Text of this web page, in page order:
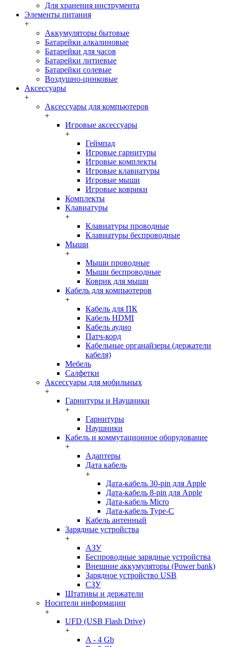
Для хранения инструмента
Элементы питания
+
Аккумуляторы бытовые
Батарейки алкалиновые
Батарейки для часов
Батарейки литиевые
Батарейки солевые
Воздушно-цинковые
Аксессуары
+
Аксессуары для компьютеров
+
Игровые аксессуары
+
Геймпад
Игровые гарнитуры
Игровые комплекты
Игровые клавиатуры
Игровые мыши
Игровые коврики
Комплекты
Клавиатуры
+
Клавиатуры проводные
Клавиатуры беспроводные
Мыши
+
Мыши проводные
Мыши беспроводные
Коврик для мыши
Кабель для компьютеров
+
Кабель для ПК
Кабель HDMI
Кабель аудио
Патч-корд
Кабельные органайзеры (держатели
кабеля)
Мебель
Салфетки
Аксессуары для мобильных
+
Гарнитуры и Наушники
+
Гарнитуры
Наушники
Кабель и коммутационное оборудование
+
Адаптеры
Дата кабель
+
Дата-кабель 30-pin для Apple
Дата-кабель 8-pin для Apple
Дата-кабель Micro
Дата-кабель Type-C
Кабель антенный
Зарядные устройства
+
АЗУ
Беспроводные зарядные устройства
Внешние аккумуляторы (Power bank)
Зарядное устройство USB
СЗУ
Штативы и держатели
Носители информации
+
UFD (USB Flash Drive)
+
A - 4 Gb